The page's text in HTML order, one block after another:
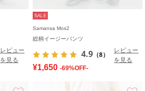
レビュー
を見る
SALE
Samansa Mos2
総柄イージーパンツ
4.9 （8）
レビュー
を見る
¥1,650 -69%OFF-